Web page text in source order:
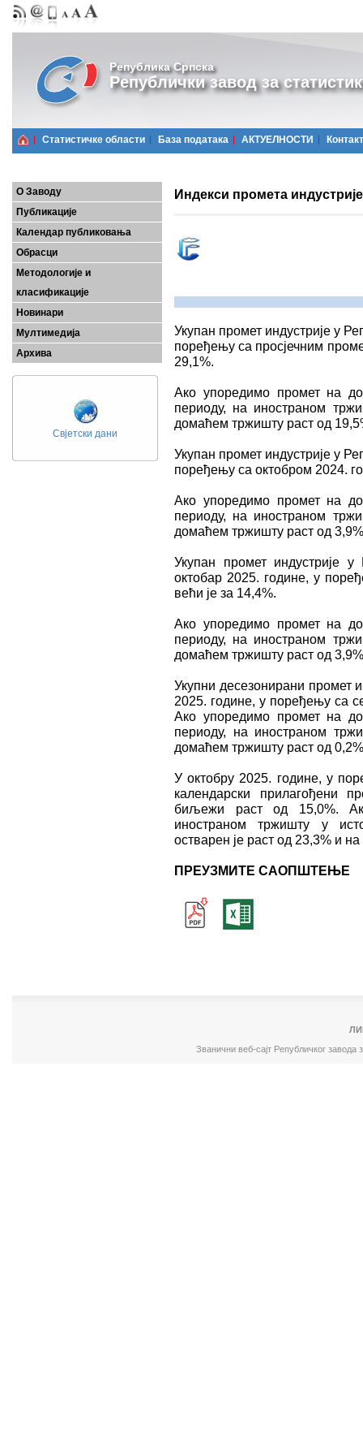
Република Српска
Републички завод за
Статистичке области Базa података АКТУЕЛНОСТИ Контакт
О Заводу
Публикације
Календар публиковања
Обрасци
Методологије и
класификације
Новинари
Мултимедија
Архива
Свјетски дани
Индекси промета
Укупан промет индустрије у
поређењу са просјечним
29,1%.
Ако упоредимо промет на
периоду, на иностраном
домаћем тржишту раст од
Укупан промет индустрије у
поређењу са октобром 2024.
Ако упоредимо промет на
периоду, на иностраном
домаћем тржишту раст од
Укупан промет индустрије
октобар 2025. године, у
већи је за 14,4%.
Ако упоредимо промет на
периоду, на иностраном
домаћем тржишту раст од
Укупни десезонирани промет
2025. године, у поређењу са
Ако упоредимо промет на
периоду, на иностраном
домаћем тржишту раст од
У октобру 2025. године, у
календарски прилагођени
биљежи раст од 15,0%.
иностраном тржишту у
остварен је раст од 23,3% и
ПРЕУЗМИТЕ САОПШТЕЊЕ
Званични веб-сајт Републичког